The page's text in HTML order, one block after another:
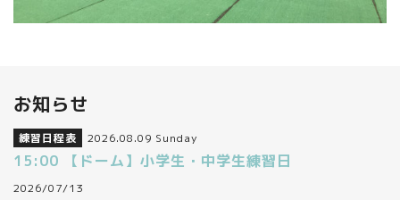
お知らせ
練習日程表 2026.08.09 Sunday
15:00 【ドーム】小学生・中学生練習日
2026/07/13